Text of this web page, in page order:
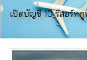
เปิดบัญชี 10 รีสอร์ท